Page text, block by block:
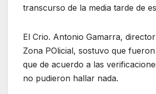
transcurso de la media tarde de
El Crio. Antonio Gamarra, director
Zona POlicial, sostuvo que
que de acuerdo a las
no pudieron hallar nada.